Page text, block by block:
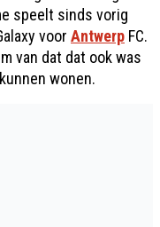
speelt sinds vorig
voor Antwerp FC.
van dat dat ook was
wonen.